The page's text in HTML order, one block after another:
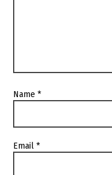
Name*
Email*